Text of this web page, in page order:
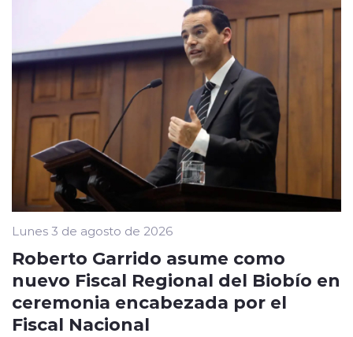
Lunes 3 de agosto de 2026
Roberto Garrido asume como
nuevo Fiscal Regional del Biobío en
ceremonia encabezada por el
Fiscal Nacional